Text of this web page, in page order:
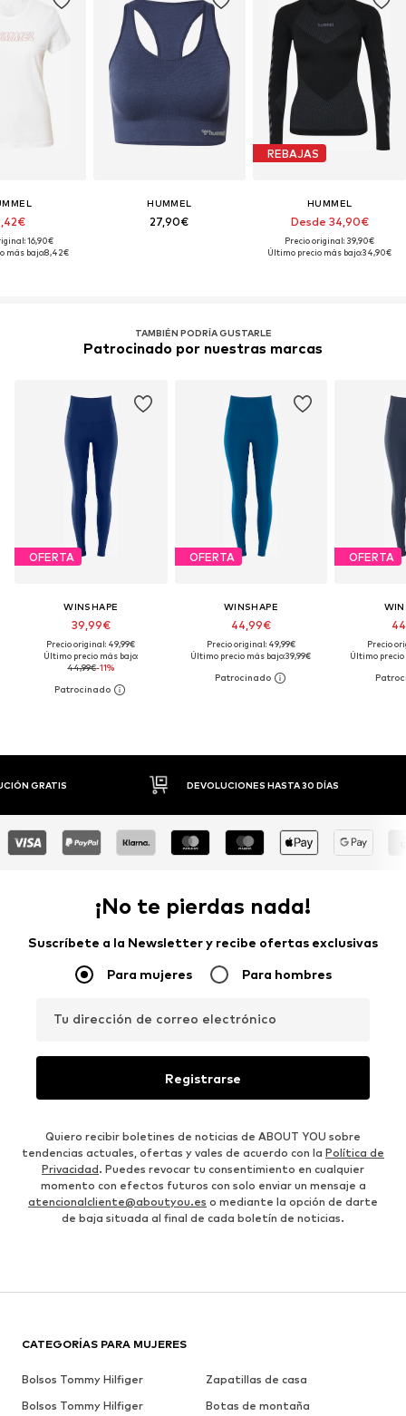
16,90€
más bajo:8,42€
HUMMEL
27,90€
REBAJAS
HUMMEL
Desde 34,90€
Precio original: 39,90€
Último precio más bajo:34,90€
TAMBIÉN PODRÍA GUSTARLE
Patrocinado por nuestras marcas
OFERTA
WINSHAPE
39,99€
Precio original: 49,99€
Último precio más bajo:
44,99€-11%
OFERTA
WINSHAPE
44,99€
Precio original: 49,99€
Último precio más bajo:39,99€
OFERTA
Precio
Último precio
DEVOLUCIONES HASTA 30 DÍAS
¡No te pierdas nada!
Suscríbete a la Newsletter y recibe ofertas exclusivas
Para mujeres Para hombres
Tu dirección de correo electrónico
Registrarse
Quiero recibir boletines de noticias de ABOUT YOU sobre
tendencias actuales, ofertas y vales de acuerdo con la Política de
Privacidad. Puedes revocar tu consentimiento en cualquier
momento con efectos futuros con solo enviar un mensaje a
atencionalcliente@aboutyou.es o mediante la opción de darte
de baja situada al final de cada boletín de noticias.
CATEGORÍAS PARA MUJERES
Bolsos Tommy Hilfiger
Zapatillas de casa
Bolsos Tommy Hilfiger
Botas de montaña